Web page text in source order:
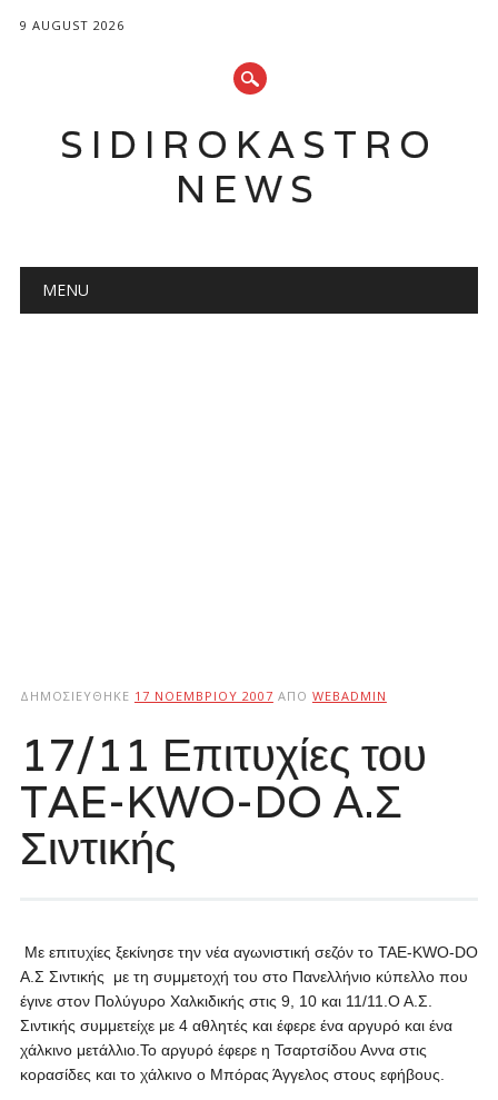
9 AUGUST 2026
SIDIROKASTRO
NEWS
Main menu
MENU
ΔΗΜΟΣΙΕΎΘΗΚΕ 17 ΝΟΕΜΒΡΊΟΥ 2007 ΑΠΌ WEBADMIN
17/11 Επιτυχίες του
TAE-KWO-DO Α.Σ
Σιντικής
Με επιτυχίες ξεκίνησε την νέα αγωνιστική σεζόν το TAE-KWO-DO
Α.Σ Σιντικής με τη συμμετοχή του στο Πανελλήνιο κύπελλο που
έγινε στον Πολύγυρο Χαλκιδικής στις 9, 10 και 11/11.Ο Α.Σ.
Σιντικής συμμετείχε με 4 αθλητές και έφερε ένα αργυρό και ένα
χάλκινο μετάλλιο.Το αργυρό έφερε η Τσαρτσίδου Αννα στις
κορασίδες και το χάλκινο ο Μπόρας Άγγελος στους εφήβους.